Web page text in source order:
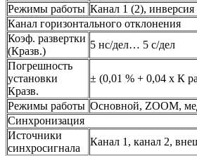
Режимы работы Канал 1 (2),
Канал горизонтального отклонения
Коэф. развертки
(Кразв.)
5 нс/дел… 5 с/дел
Погрешность
установки
Кразв.
± (0,01 % + 0,04 х К
Режимы работы Основной, ZOOM,
Синхронизация
Источники
синхросигнала
Канал 1, канал 2,